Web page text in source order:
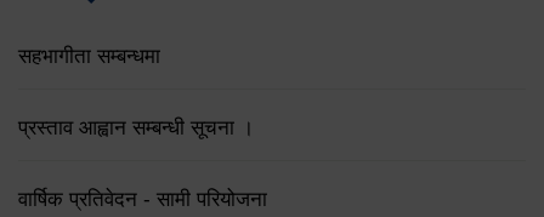
सहभागीता सम्बन्धमा
प्रस्ताव आह्वान सम्बन्धी सूचना ।
वार्षिक प्रतिवेदन - सामी परियोजना